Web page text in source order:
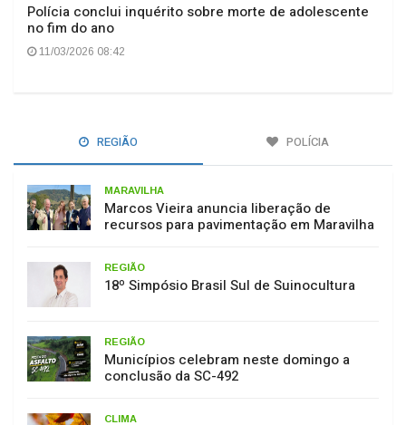
Polícia conclui inquérito sobre morte de adolescente
no fim do ano
11/03/2026 08:42
REGIÃO POLÍCIA
MARAVILHA
Marcos Vieira anuncia liberação de
recursos para pavimentação em Maravilha
REGIÃO
18º Simpósio Brasil Sul de Suinocultura
REGIÃO
Municípios celebram neste domingo a
conclusão da SC-492
CLIMA